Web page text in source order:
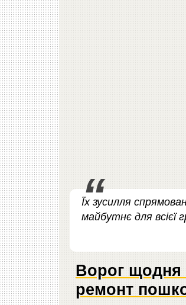
Їх зусилля
майбутнє для всієї
Ворог щодня
ремонт